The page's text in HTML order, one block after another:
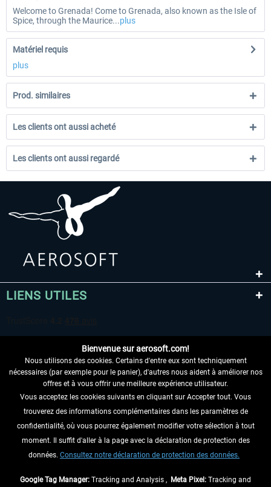
Welcome to Grenada! Come to Grenada, also known as the Isle of
Spice, through the Maurice...plus
Matériel requis
plus
Prod. similaires
Les clients ont aussi acheté
Les clients ont aussi regardé
LIENS UTILES
RENONCER AU CONTRAT ICI
INFORMATIONS
NE MANQUEZ PAS LES DERNIÈRES
Bienvenue sur aerosoft.com!
Nous utilisons des cookies. Certains d'entre eux sont techniquement
nécessaires (par exemple pour le panier), d'autres nous aident à améliorer nos
offres et à vous offrir une meilleure expérience utilisateur.
Vous acceptez les cookies suivants en cliquant sur Accepter tout. Vous
trouverez des informations complémentaires dans les paramètres de
confidentialité, où vous pourrez également modifier votre sélection à tout
moment. Il suffit d'aller à la page avec la déclaration de protection des
données. Consultez notre déclaration de protection des données.
Google Tag Manager: Tracking and Analysis , Meta Pixel: Tracking and